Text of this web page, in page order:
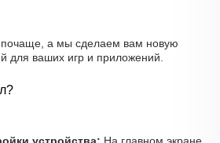
почаще, а мы сделаем вам новую
для ваших игр и приложений.